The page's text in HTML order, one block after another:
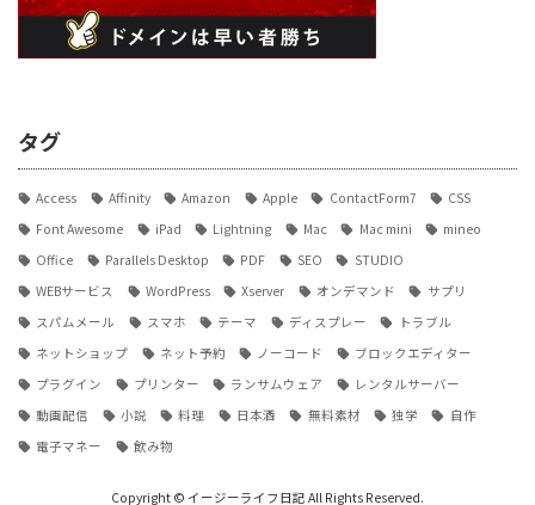
タグ
Access Affinity Amazon Apple ContactForm7
CSS
Font Awesome
iPad Lightning Mac Mac mini
mineo
Office
Parallels Desktop PDF SEO
STUDIO
WEBサービス
WordPress Xserver オンデマンド
サプリ
スパムメール
スマホ テーマ ディスプレー
トラブル
ネットショップ
ネット予約 ノーコード
ブロックエディター
プラグイン
プリンター ランサムウェア
レンタルサーバー
動画配信
小説 料理 日本酒 無料素材 独学
自作
電子マネー
飲み物
Copyright © イージーライフ日記 All Rights Reserved.